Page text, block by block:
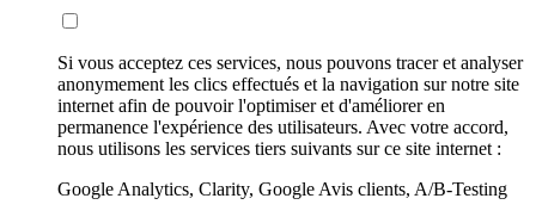
Si vous acceptez ces services, nous pouvons tracer et analyser
anonymement les clics effectués et la navigation sur notre site
internet afin de pouvoir l'optimiser et d'améliorer en
permanence l'expérience des utilisateurs. Avec votre accord,
nous utilisons les services tiers suivants sur ce site internet :
Google Analytics, Clarity, Google Avis clients, A/B-Testing